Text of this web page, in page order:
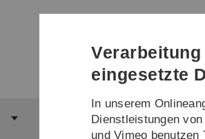
Projekte und
eingesetzte
In unserem
Dienstleistungen
und Vimeo benutzen